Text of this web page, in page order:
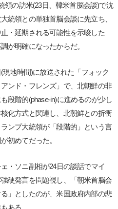
領の訪米(23日、韓米首脳会談)で沈
統領との単独首脳会談に先立ち、
・延期される可能性を示唆した
が明確になったからだ。
地時間)に放送された「フォック
ンド・フレンズ」で、北朝鮮の非
段階的(phase-in)に進めるのが少し
化方式と関連し、北朝鮮との折衝
ンプ大統領が「段階的」という言
初めてだった。
・ソニ副相が24日の談話でマイ
硬発言を問題視し、「朝米首脳会
」としたのが、米国政府内部の悲
ある。